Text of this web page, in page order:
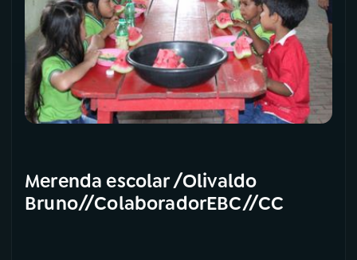
Merenda escolar /Olivaldo
Bruno//ColaboradorEBC//CC